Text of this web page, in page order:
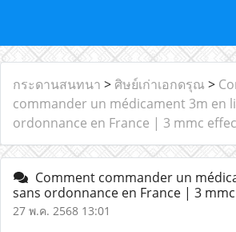
กระดานสนทนา > ศิษย์เก่าเอกดรุณ >
commander un médicament 3m en
ordonnance en France | 3 mmc
Comment commander un
sans ordonnance en France | 3
27 พ.ค. 2568 13:01